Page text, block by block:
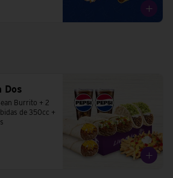
Dos
Burrito + 2
de 350cc +